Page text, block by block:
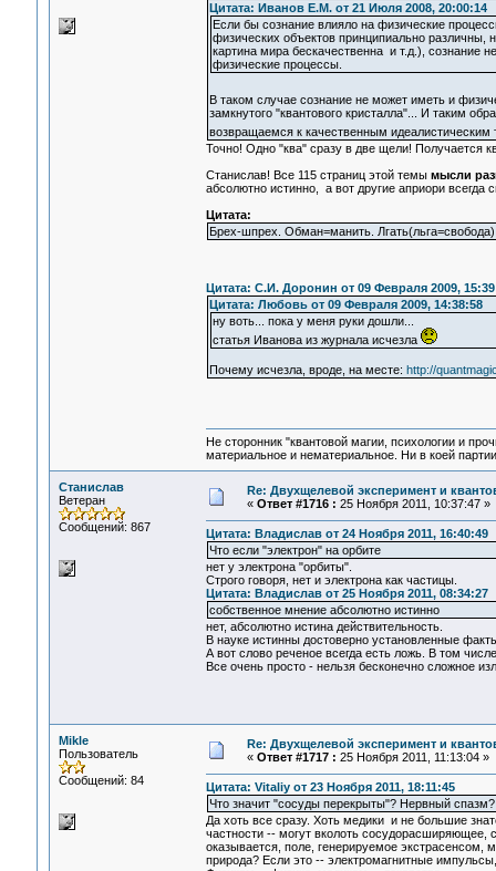
Цитата: Иванов Е.М. от 21 Июля 2008, 20:00:14
Если бы сознание влияло на физические
физических объектов принципиально
картина мира бескачественна и т.д.), сознание
физические процессы.
В таком случае сознание не может иметь и
замкнутого "квантового кристалла"... И таким
возвращаемся к качественным
Точно! Одно "ква" сразу в две щели! Получается
Станислав! Все 115 страниц этой темы мысли
абсолютно истинно, а вот другие априори всегда
Цитата:
Брех-шпрех. Обман=манить.
Цитата: С.И. Доронин от 09 Февраля 2009,
Цитата: Любовь от 09 Февраля 2009, 14:38:58
ну воть... пока у меня руки дошли...
статья Иванова из журнала исчезла
Почему исчезла, вроде, на месте: http://
Не сторонник "квантовой магии, психологии и
материальное и нематериальное. Ни в коей
Станислав
Ветеран
Сообщений: 867
Re: Двухщелевой эксперимент и
« Ответ #1716 : 25 Ноября 2011, 10:37:47 »
Цитата: Владислав от 24 Ноября 2011, 16:40:49
Что если "электрон" на орбите
нет у электрона "орбиты".
Строго говоря, нет и электрона как частицы.
Цитата: Владислав от 25 Ноября 2011, 08:34:27
собственное мнение абсолютно истинно
нет, абсолютно истина действительность.
В науке истинны достоверно установленные
А вот слово реченое всегда есть ложь. В том
Все очень просто - нельзя бесконечно сложное
Mikle
Пользователь
Сообщений: 84
Re: Двухщелевой эксперимент и
« Ответ #1717 : 25 Ноября 2011, 11:13:04 »
Цитата: Vitaliy от 23 Ноября 2011, 18:11:45
Что значит "сосуды перекрыты"? Нервный
Да хоть все сразу. Хоть медики и не большие
частности -- могут вколоть
оказывается, поле, генерируемое
природа? Если это -- электромагнитные